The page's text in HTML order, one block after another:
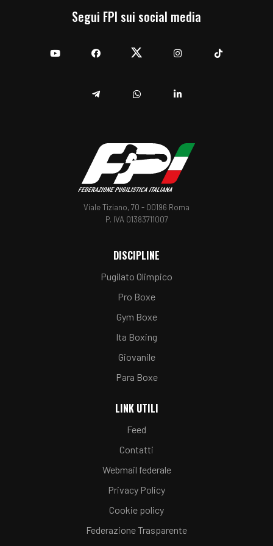
Segui FPI sui social media
Viale Tiziano, 70 - 00196 Roma
P. IVA 01383711007
DISCIPLINE
Pugilato Olimpico
Pro Boxe
Gym Boxe
Ita Boxing
Giovanile
Para Boxe
LINK UTILI
Feed
Contatti
Webmail federale
Privacy Policy
Cookie policy
Federazione Trasparente